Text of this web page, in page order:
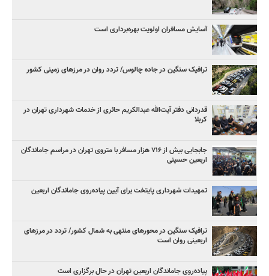
آسایش مسافران اولویت بهره‌برداری است
ترافیک سنگین در جاده چالوس/ تردد روان در مرزهای زمینی کشور
قدردانی دفتر آیت‌الله عبدالکریم حائری از خدمات شهرداری تهران در
کربلا
جابجایی بیش از ۷۱۶ هزار مسافر با متروی تهران در مراسم جاماندگان
اربعین حسینی
تمهیدات شهرداری پایتخت برای آیین پیاده‌روی جاماندگان اربعین
ترافیک سنگین در محورهای منتهی به شمال کشور/ تردد در مرزهای
اربعینی روان است
پیاده‌روی جاماندگان اربعین تهران در حال برگزاری است